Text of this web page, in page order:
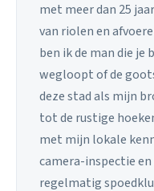
met meer dan 25
van riolen en
ben ik de man die
wegloopt of de
deze stad als mijn
tot de rustige
met mijn lokale
camera-inspectie
regelmatig